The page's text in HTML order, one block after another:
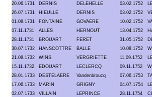
20.06.1731
DERNIS DELEHELLE 03.02.1752
26.07.1731
HIEULLE DERNIS 03.02.1752
01.08.1731
FONTAINE GOVAERE 10.02.1752
07.11.1731
ALLES HERNOUT 13.04.1752
28.11.1731
BROUART FERET 31.05.1752
30.07.1732
HANSCOTTRE BALLE 10.08.1752
21.08.1732
WINS VERGRIETTE 11.09.1752
15.11.1732
EDOUART LECLERCQ 09.11.1752
28.01.1733
DESTELAERE Vandenbroucq 07.06.1753
17.06.1733
MARIN GRIGNY 04.07.1754
02.07.1733
VILLAIN LEPRINCE 28.11.1754